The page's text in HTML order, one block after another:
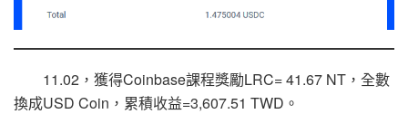
11.02，獲得Coinbase課程獎勵LRC= 41.67 NT，全數
換成USD Coin，累積收益=3,607.51 TWD。